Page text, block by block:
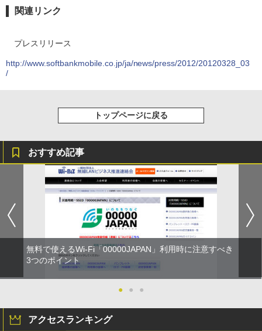
関連リンク
プレスリリース
http://www.softbankmobile.co.jp/ja/news/press/2012/20120328_03
/
トップページに戻る
おすすめ記事
無料で使えるWi-Fi「00000JAPAN」利用時に注意すべき
3つのポイント
● ● ●
アクセスランキング